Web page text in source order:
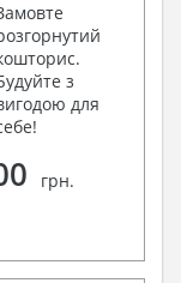
з
для
грн.